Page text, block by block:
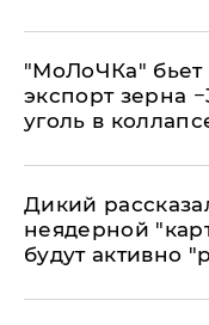
​"МоЛоЧКа"
экспорт зерна
уголь в
Дикий
неядерной
будут активно